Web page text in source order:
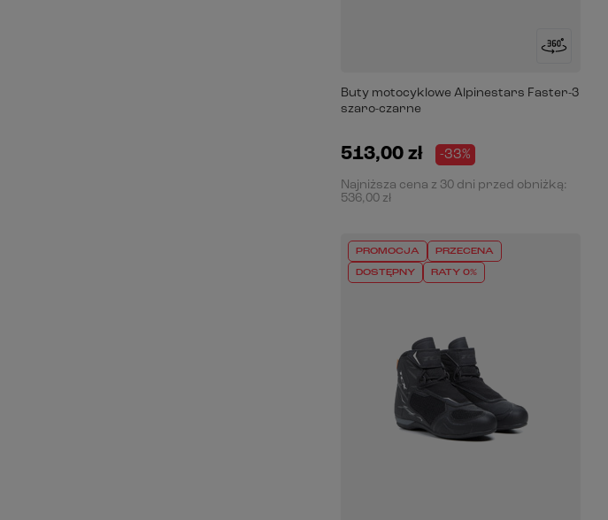
Buty motocyklowe Alpinestars Faster-3
szaro-czarne
513,00 zł -33%
Najniższa cena z 30 dni przed obniżką:
536,00 zł
PROMOCJA PRZECENA
DOSTĘPNY RATY 0%